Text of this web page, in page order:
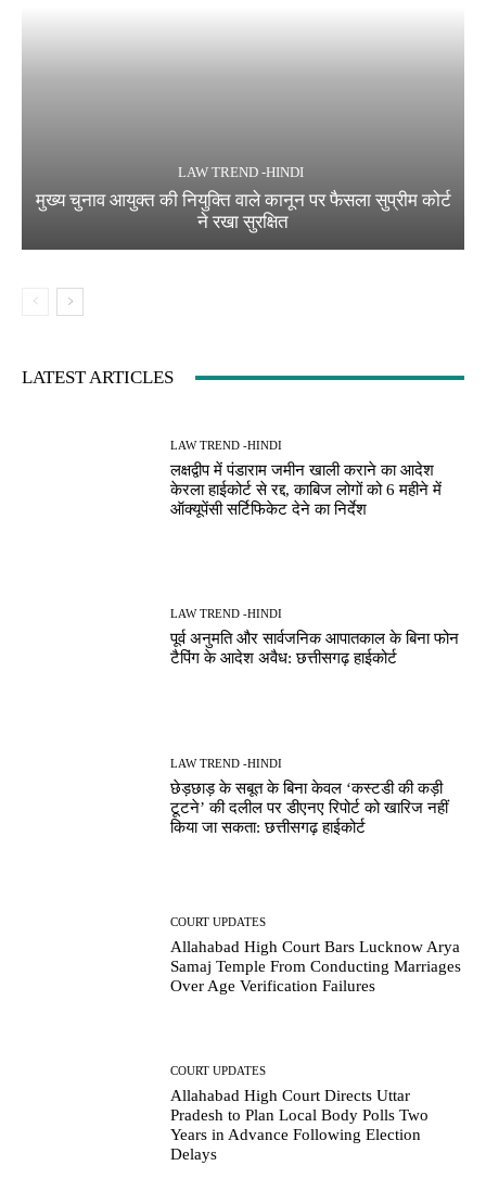
LAW TREND -HINDI
मुख्य चुनाव आयुक्त की नियुक्ति वाले कानून पर फैसला सुप्रीम कोर्ट
ने रखा सुरक्षित
LATEST ARTICLES
LAW TREND -HINDI
लक्षद्वीप में पंडाराम जमीन खाली कराने का आदेश
केरला हाईकोर्ट से रद्द, काबिज लोगों को 6 महीने में
ऑक्यूपेंसी सर्टिफिकेट देने का निर्देश
LAW TREND -HINDI
पूर्व अनुमति और सार्वजनिक आपातकाल के बिना फोन
टैपिंग के आदेश अवैध: छत्तीसगढ़ हाईकोर्ट
LAW TREND -HINDI
छेड़छाड़ के सबूत के बिना केवल ‘कस्टडी की कड़ी
टूटने’ की दलील पर डीएनए रिपोर्ट को खारिज नहीं
किया जा सकता: छत्तीसगढ़ हाईकोर्ट
COURT UPDATES
Allahabad High Court Bars Lucknow Arya
Samaj Temple From Conducting Marriages
Over Age Verification Failures
COURT UPDATES
Allahabad High Court Directs Uttar
Pradesh to Plan Local Body Polls Two
Years in Advance Following Election
Delays